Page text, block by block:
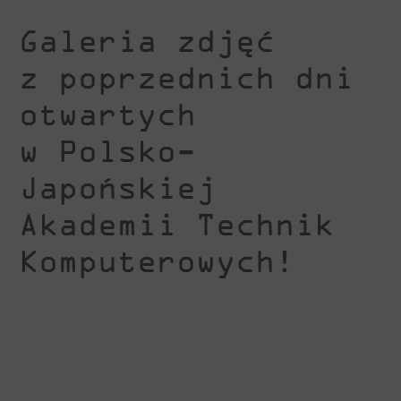
Galeria zdjęć
z poprzednich dni
otwartych
w Polsko-
Japońskiej
Akademii Technik
Komputerowych!